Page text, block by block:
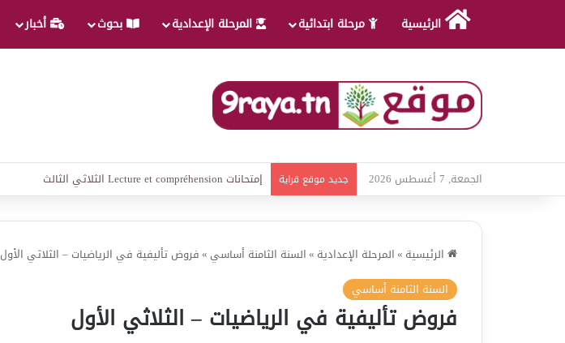
الرئيسية مرحلة ابتدائية المرحلة الإعدادية بحوث أخبار
الجمعة, 7 أغسطس 2026 جديد موقع قراية امتحانات قواعد لغة الثلاثي الثالث
الرئيسية »المرحلة الإعدادية »السنة الثامنة أساسي »فروض تأليفية في الرياضيات – الثلاثي الأول
السنة الثامنة أساسي
فروض تأليفية في الرياضيات – الثلاثي الأول